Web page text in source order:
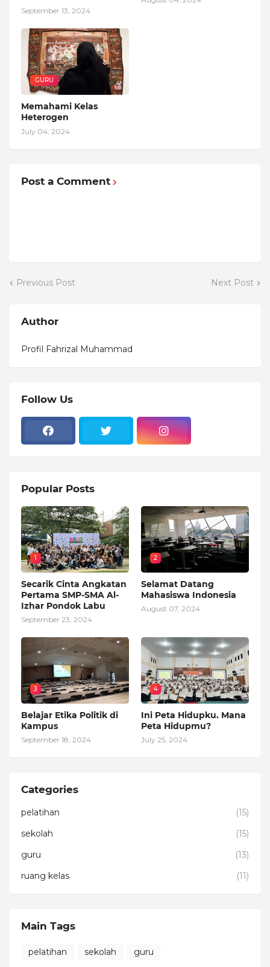
September 13, 2024
GURU
Memahami Kelas
Heterogen
July 04, 2024
Post a Comment
Previous Post Next Post
Author
Profil Fahrizal Muhammad
Follow Us
Popular Posts
1
Secarik Cinta Angkatan
Pertama SMP-SMA Al-
Izhar Pondok Labu
September 23, 2024
2
Selamat Datang
Mahasiswa Indonesia
August 07, 2024
3
Belajar Etika Politik di
Kampus
September 18, 2024
4
Ini Peta Hidupku. Mana
Peta Hidupmu?
July 25, 2024
Categories
pelatihan
(15)
sekolah
(15)
guru
(13)
ruang kelas
(11)
Main Tags
pelatihan sekolah guru